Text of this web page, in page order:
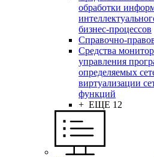
обработки
бизнес-процессов
Справочно-
Средства
управления
определяемых
виртуализации
функций
+ ЕЩЕ 12